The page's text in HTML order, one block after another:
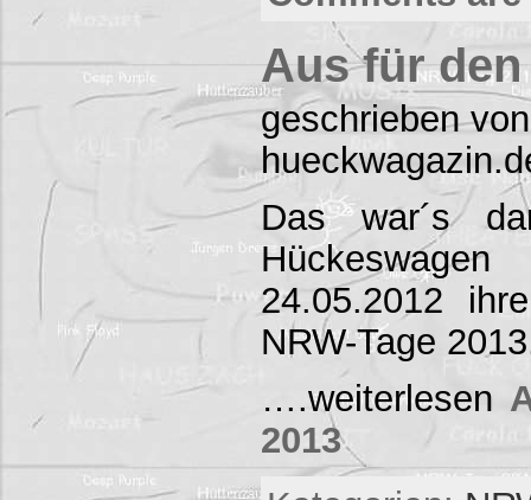
Aus für den
geschrieben
Das war´s
24.05.2012
NRW-Tage
….weiterlesen
2013